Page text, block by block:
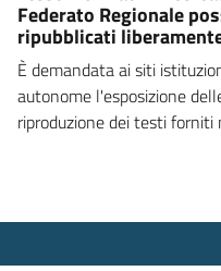
Federato Regionale
ripubblicati
È demandata ai siti
autonome l'esposizione
riproduzione dei testi